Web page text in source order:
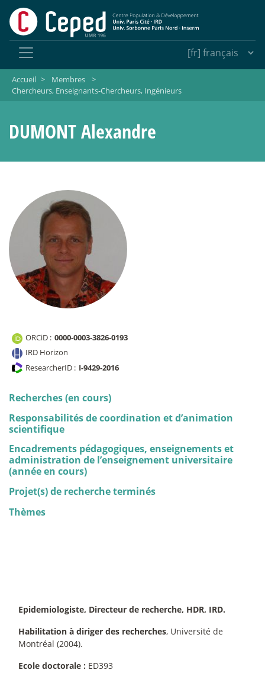
Accueil > Membres
>
Chercheurs, Enseignants-Chercheurs, Ingénieurs
DUMONT Alexandre
ORCiD : 0000-0003-3826-0193
IRD Horizon
ResearcherID : I-9429-2016
Recherches (en cours)
Responsabilités de coordination et d’animation
scientifique
Encadrements pédagogiques, enseignements et
administration de l’enseignement universitaire
(année en cours)
Projet(s) de recherche terminés
Thèmes
Epidemiologiste, Directeur de recherche, HDR, IRD.
Habilitation à diriger des recherches, Université de
Montréal (2004).
Ecole doctorale : ED393